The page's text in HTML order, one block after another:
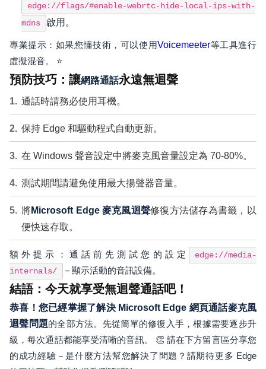
edge://flags/#enable-webrtc-hide-local-ips-with-
mdns
啟用。
專業提示：如果您懂技術，可以使用Voicemeeter等工具進行
虛擬混音。 ⭐
預防技巧：讓網路通話永遠無迴聲
通話時請務必使用耳機。
保持 Edge 和驅動程式自動更新。
在 Windows 聲音設定中將麥克風音量設定為 70-80%。
測試期間請避免使用最大揚聲器音量。
將Microsoft Edge 麥克風迴聲修復方法儲存為書籤，以
便快速存取。
額外提示：通話前先測試您的設定
edge://media-
internals/
－顯示活動的音訊設備。
結語：今天就享受無迴聲通話吧！
恭喜！您已經掌握了解決 Microsoft Edge 網頁通話麥克風
迴聲問題的全部方法。先從簡單的修復入手，根據需要逐步升
級，每次通話都能享受清晰的音訊。 👏 請在下方留言區分享您
的成功經驗－是什麼方法幫您解決了問題？請期待更多 Edge